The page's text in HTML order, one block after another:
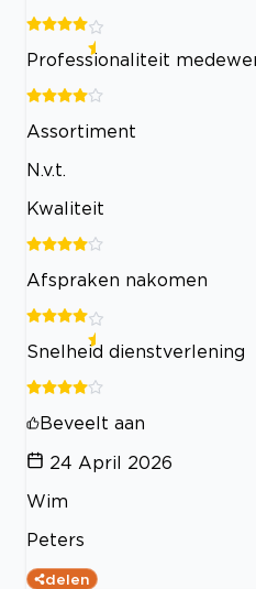
Professionaliteit
Assortiment
N.v.t.
Kwaliteit
Afspraken nakomen
Snelheid dienstverlening
Beveelt aan
24 April 2026
Wim
Peters
delen